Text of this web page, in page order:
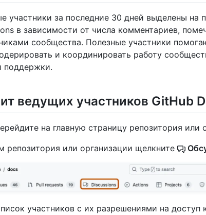
участники за последние 30 дней выделены на
в зависимости от числа комментариев,
сообщества. Полезные участники
и координировать работу
поддержки.
ведущих участников GitHub
на главную страницу репозитория или
репозитория или организации щелкните
участников с их разрешениями на доступ